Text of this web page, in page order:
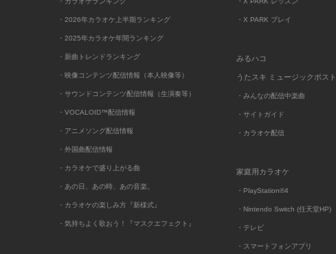
・2026年カラオケ上半期ランキング
・2025年カラオケ年間ランキング
・新曲トレンドランキング
・映像コンテンツ配信情報（本人映像等）
・サウンドコンテンツ配信情報（生演奏等）
・VOCALOID™配信情報
・アニメソング配信情報
・外国曲配信情報
・カラオケで盛り上がる曲
・あの日、あの時、あの音楽。
・カラオケの楽しみ方『新様式』
・気持ちよく歌おう！『マスクエフェクト』
・X PARK プレイ
みるハコ
うたスキ ミュージックポスト
・みんなの配信中楽曲
・サイトガイド
・カラオケ配信
家庭用カラオケ
・PlayStation®4
・Nintendo Switch (任天堂HP)
・テレビ
・スマートフォンアプリ